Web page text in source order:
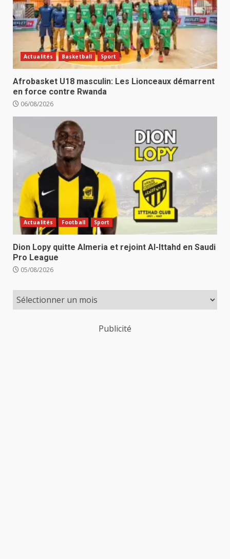
Actualités Basketball Sport
Afrobasket U18 masculin: Les Lionceaux démarrent
en force contre Rwanda
06/08/2026
Actualités Football Sport
Dion Lopy quitte Almeria et rejoint Al-Ittahd en Saudi
Pro League
05/08/2026
Publicité